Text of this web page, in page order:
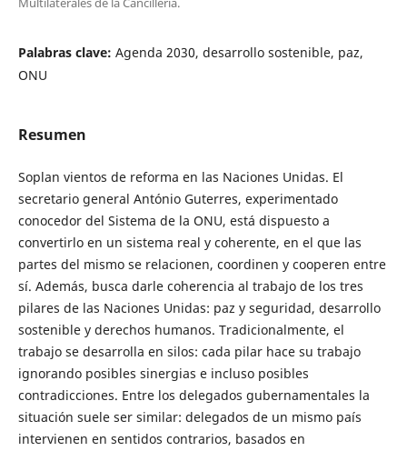
Palabras clave: Agenda 2030, desarrollo sostenible, paz,
ONU
Resumen
Soplan vientos de reforma en las Naciones Unidas. El
secretario general António Guterres, experimentado
conocedor del Sistema de la ONU, está dispuesto a
convertirlo en un sistema real y coherente, en el que las
partes del mismo se relacionen, coordinen y cooperen entre
sí. Además, busca darle coherencia al trabajo de los tres
pilares de las Naciones Unidas: paz y seguridad, desarrollo
sostenible y derechos humanos. Tradicionalmente, el
trabajo se desarrolla en silos: cada pilar hace su trabajo
ignorando posibles sinergias e incluso posibles
contradicciones. Entre los delegados gubernamentales la
situación suele ser similar: delegados de un mismo país
intervienen en sentidos contrarios, basados en